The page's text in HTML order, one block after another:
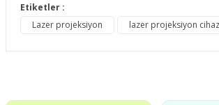
Bu ürünün fiyat bilgisi, resim, ürün
diğer konularda yetersiz gördüğünüz
Etiketler :
Lazer projeksiyon
lazer projeksiyon